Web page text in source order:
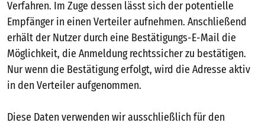
Verfahren. Im Zuge dessen lässt sich der potentielle
Empfänger in einen Verteiler aufnehmen. Anschließend
erhält der Nutzer durch eine Bestätigungs-E-Mail die
Möglichkeit, die Anmeldung rechtssicher zu bestätigen.
Nur wenn die Bestätigung erfolgt, wird die Adresse aktiv
in den Verteiler aufgenommen.
Diese Daten verwenden wir ausschließlich für den